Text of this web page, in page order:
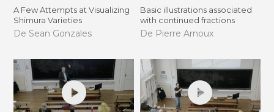
A Few Attempts at Visualizing
Shimura Varieties
De Sean Gonzales
Basic illustrations associated
with continued fractions
De Pierre Arnoux